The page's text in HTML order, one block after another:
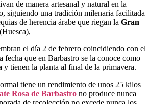
de manera artesanal y natural en la
siguiendo una tradición milenaria facilitada
de herencia árabe que riegan la Gran
(Huesca),
el día 2 de febrero coincidiendo con el
fecha que en Barbastro se la conoce como
y tienen la planta al final de la primavera.
tiene un rendimiento de unos 25 kilos
Rosa de Barbastro no produce nunca